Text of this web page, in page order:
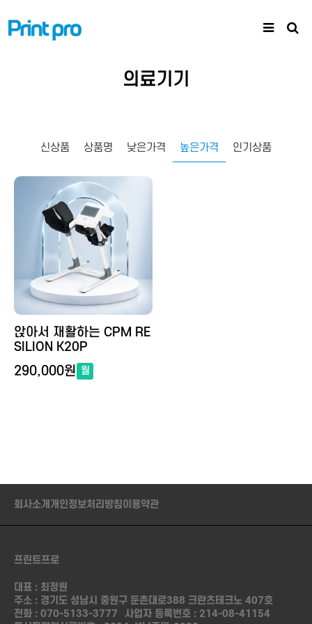
의료기기
신상품 상품명 낮은가격 높은가격 인기상품
앉아서 재활하는 CPM RE
SILION K20P
290,000원 월
회사소개 개인정보처리방침이용약관
프린트프로
대표 : 최정원
주소 : 경기도 성남시 중원구 둔촌대로388 크란츠테크노 407호
전화 : 070-5133-3777
사업자 등록번호 : 214-08-41154